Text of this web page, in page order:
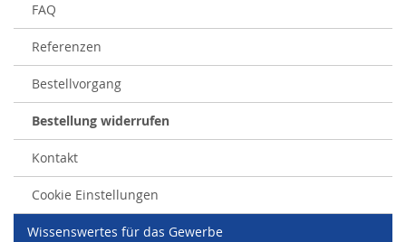
FAQ
Referenzen
Bestellvorgang
Bestellung widerrufen
Kontakt
Cookie Einstellungen
Wissenswertes für das Gewerbe